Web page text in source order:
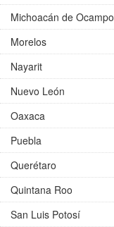
Michoacán de Ocampo
Morelos
Nayarit
Nuevo León
Oaxaca
Puebla
Querétaro
Quintana Roo
San Luis Potosí